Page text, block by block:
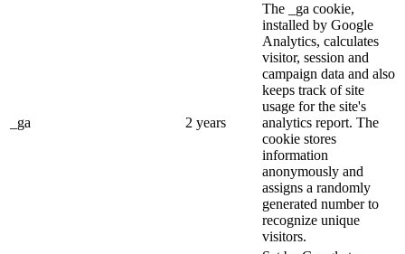
_ga 2 years
The _ga cookie,
installed by Google
Analytics, calculates
visitor, session and
campaign data and also
keeps track of site
usage for the site's
analytics report. The
cookie stores
information
anonymously and
assigns a randomly
generated number to
recognize unique
visitors.